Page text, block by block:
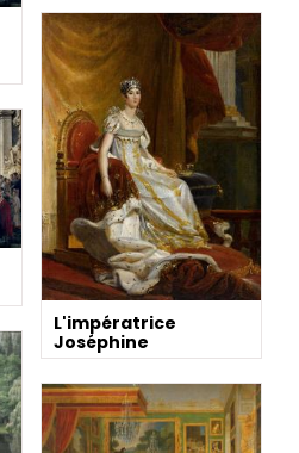
L'impératrice
Joséphine